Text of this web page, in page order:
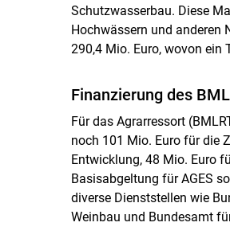
Schutzwasserbau. Diese
Hochwässern und anderen
290,4 Mio. Euro, wovon ein
Finanzierung des
Für das Agrarressort
noch 101 Mio. Euro für die
Entwicklung, 48 Mio. Euro
Basisabgeltung für AGES
diverse Dienststellen wie
Weinbau und Bundesamt